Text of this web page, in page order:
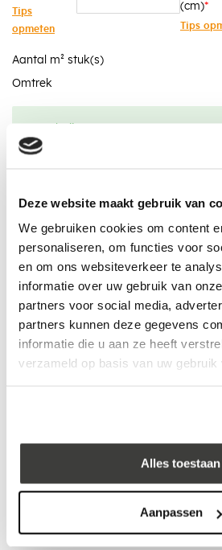
Deze website maakt gebruik van
We gebruiken cookies om content
personaliseren, om functies voor
en om ons websiteverkeer te
informatie over uw gebruik van
partners voor social media,
partners kunnen deze gegevens
informatie die u aan ze heeft
verzameld op basis van uw gebruik
Alles toestaan
Aanpassen
Tips
opmeten
(cm)
Tips
Aantal m² stuk(s)
Omtrek
Aanbevolen accessoires
EPDM stadsuitloop 90˚ 60 x 80
x 300mm compleet, incl. EPDM